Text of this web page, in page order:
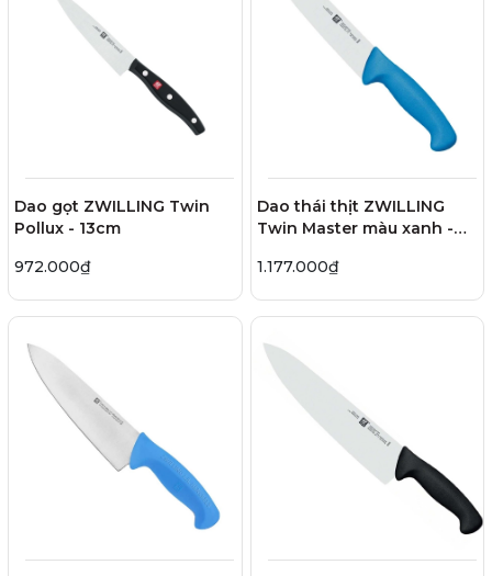
Dao gọt ZWILLING Twin
Pollux - 13cm
972.000₫
Dao thái thịt ZWILLING
Twin Master màu xanh -
1.177.000₫